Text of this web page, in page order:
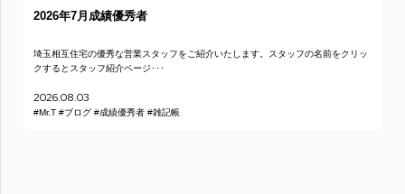
2026年7月成績優秀者
埼玉相互住宅の優秀な営業スタッフをご紹介いたします。スタッフの名前をクリッ
クするとスタッフ紹介ページ･･･
2026.08.03
#Mr.T #ブログ #成績優秀者 #雑記帳